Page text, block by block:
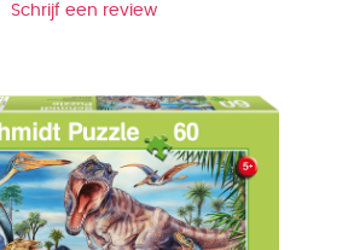
Schrijf een review